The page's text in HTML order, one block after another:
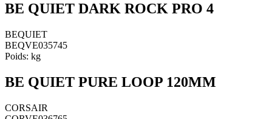
BE QUIET DARK ROCK PRO 4
BEQUIET
BEQVE035745
Poids: kg
BE QUIET PURE LOOP 120MM
CORSAIR